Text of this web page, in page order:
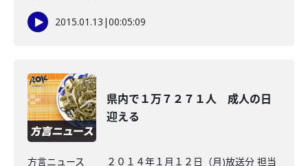
2015.01.13 |00:05:09
県内で１万７２７１人 成人の日
迎える
方言ニュース ２０１４年１月１２日（月)放送分 担当